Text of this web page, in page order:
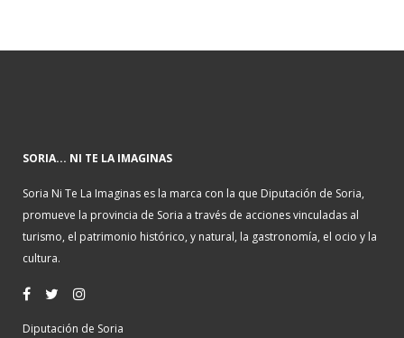
SORIA... NI TE LA IMAGINAS
Soria Ni Te La Imaginas es la marca con la que Diputación de Soria,
promueve la provincia de Soria a través de acciones vinculadas al
turismo, el patrimonio histórico, y natural, la gastronomía, el ocio y la
cultura.
Diputación de Soria